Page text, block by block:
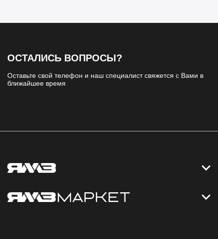
ОСТАЛИСЬ ВОПРОСЫ?
Оставьте свой телефон и наш специалист свяжется с Вами в
ближайшее время
Контакты